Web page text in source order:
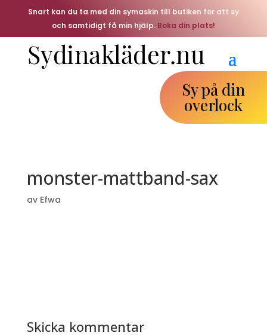
Snart kan du ta med din symaskin till butiken för att sy
och samtidigt få min hjälp. Boka din plats!
Sy på din
overlock
monster-mattband-sax
av Efwa
Skicka kommentar